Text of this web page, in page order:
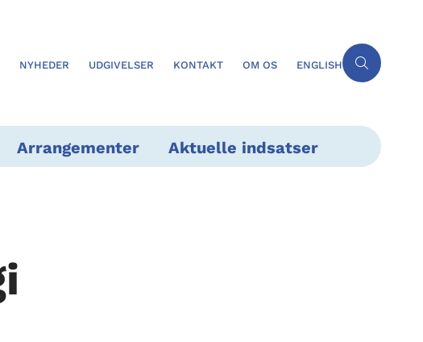
NYHEDER UDGIVELSER KONTAKT OM OS ENGLISH
Arrangementer Aktuelle indsatser